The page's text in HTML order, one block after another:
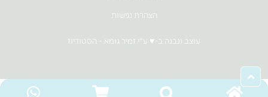
הצהרת נגישות
עוצב ונבנה ב-♥︎ ע"י זמיר גומא - הסטודיוז